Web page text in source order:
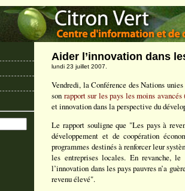
Aider l’innovation dans
lundi 23 juillet 2007.
Vendredi, la Conférence des Nations
son rapport sur les pays les moins
et innovation dans la perspective du
Le rapport souligne que "Les pays à
développement et de coopération
programmes destinés à renforcer leur
les entreprises locales. En revanche,
l’innovation dans les pays pauvres n’a
revenu élevé".